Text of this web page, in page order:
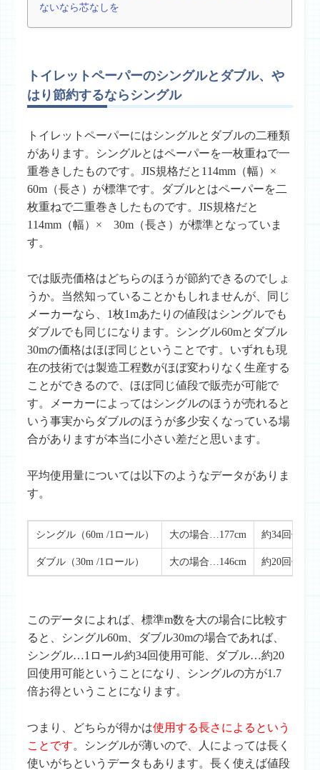
ないなら芯なしを
トイレットペーパーのシングルとダブル、や
はり節約するならシングル
トイレットペーパーにはシングルと ダブルの二種類
があります。シングルとはペーパーを一枚重ねで一
重巻きしたものです。JIS規格だと114mm（幅）×
60m（長さ）が標準です。ダブルとはペーパーを二
枚重ねで二重巻きしたものです。JIS規格だと
114mm（幅）× 30m（長さ）が標準となっていま
す。
では販売価格はどちらのほうが節約できるのでしょ
うか。当然知っていることかもしれませんが、同じ
メーカーなら、1枚1mあたりの値段はシングルでも
ダブルでも同じになります。シングル60mとダブル
30mの価格はほぼ同じということです。いずれも現
在の技術では製造工程数がほぼ変わりなく生産する
ことができるので、ほぼ同じ値段で販売が可能で
す。メーカーによってはシングルのほうが売れると
いう事実からダブルのほうが多少安くなっている場
合がありますが本当に小さい差だと思います。
平均使用量については以下のようなデータがありま
す。
シングル（60m /1ロール） 大の場合…177cm 約34回使用
ダブル（30m /1ロール） 大の場合…146cm 約20回使用
このデータによれば、標準m数を大の場合に比較す
ると、シングル60m、ダブル30mの場合であれば、
シングル…1ロール約34回使用可能、ダブル…約20
回使用可能ということになり、シングルの方が1.7
倍お得ということになります。
つまり、どちらが得かは使用する長さによるという
ことです。シングルが薄いので、人によっては長く
使いがちというデータもあります。長く使えば値段